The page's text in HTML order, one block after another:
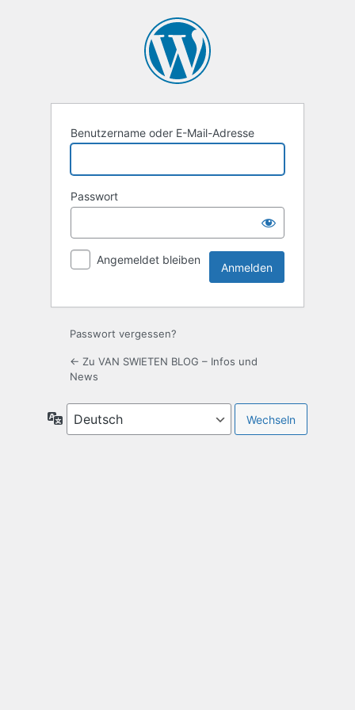
Benutzername oder E-Mail-Adresse
Passwort
Angemeldet bleiben
Passwort vergessen?
← Zu VAN SWIETEN BLOG – Infos und
News
Sprache